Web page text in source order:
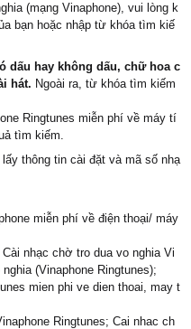
(mạng Vinaphone), vui lòng k
bạn hoặc nhập từ khóa tìm kiế
dấu hay không dấu, chữ hoa c
hát. Ngoài ra, từ khóa tìm kiếm
Ringtunes miễn phí về máy tí
tìm kiếm.
thông tin cài đặt và mã số nhạ
miễn phí về điện thoại/ máy
nhạc chờ tro dua vo nghia Vi
(Vinaphone Ringtunes);
mien phi ve dien thoai, may t
Ringtunes; Cai nhac ch